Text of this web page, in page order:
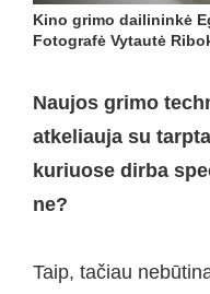
Kino grimo dailininkė
Fotografė Vytautė
Naujos grimo
atkeliauja su
kuriuose dirba
ne?
Taip, tačiau